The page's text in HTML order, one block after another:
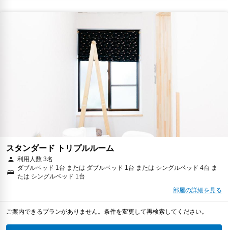
スタンダード トリプルルーム
利用人数 3名
ダブルベッド 1台 または ダブルベッド 1台 または シングルベッド 4台 ま
たは シングルベッド 1台
部屋の詳細を見る
ご案内できるプランがありません。条件を変更して再検索してください。